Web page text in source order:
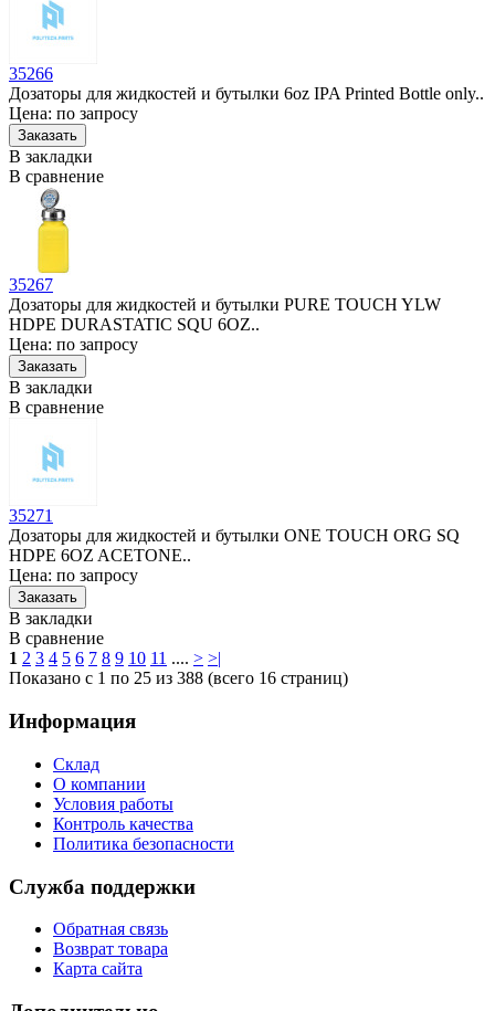
35266
Дозаторы для жидкостей и бутылки 6oz IPA Printed Bottle only..
Цена: по запросу
В закладки
В сравнение
35267
Дозаторы для жидкостей и бутылки PURE TOUCH YLW
HDPE DURASTATIC SQU 6OZ..
Цена: по запросу
В закладки
В сравнение
35271
Дозаторы для жидкостей и бутылки ONE TOUCH ORG SQ
HDPE 6OZ ACETONE..
Цена: по запросу
В закладки
В сравнение
1 2 3 4 5 6 7 8 9 10 11 .... > >|
Показано с 1 по 25 из 388 (всего 16 страниц)
Информация
Склад
О компании
Условия работы
Контроль качества
Политика безопасности
Служба поддержки
Обратная связь
Возврат товара
Карта сайта